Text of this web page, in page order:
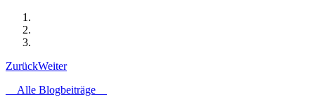
ZurückWeiter
Alle Blogbeiträge